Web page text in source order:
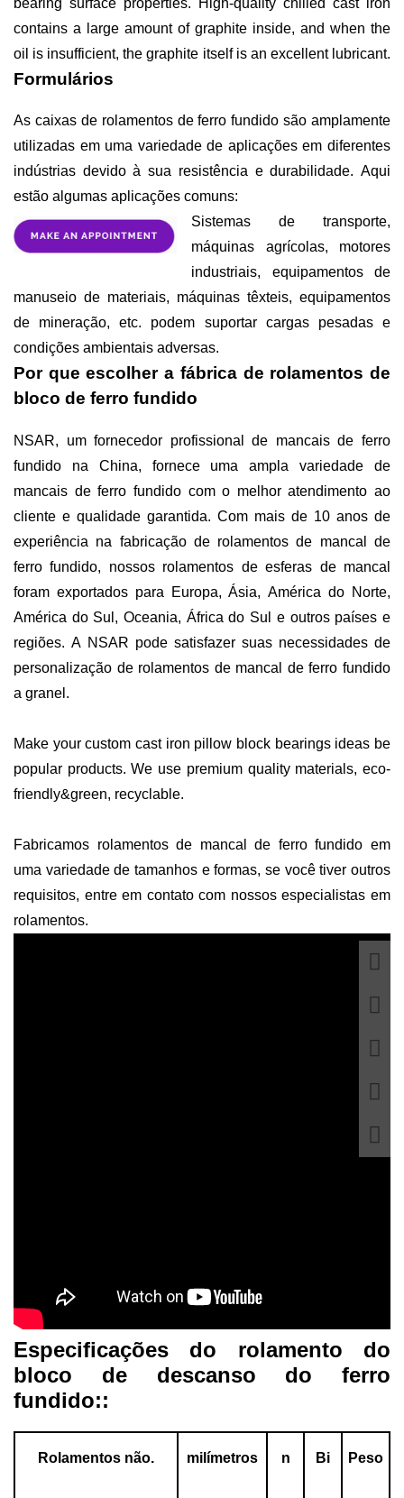
contains a large amount of graphite inside, and when the
oil is insufficient, the graphite itself is an excellent lubricant.
Formulários
As caixas de rolamentos de ferro fundido são amplamente
utilizadas em uma variedade de aplicações em diferentes
indústrias devido à sua resistência e durabilidade. Aqui
estão algumas aplicações comuns:
Sistemas de transporte,
máquinas agrícolas, motores
industriais, equipamentos de
manuseio de materiais, máquinas têxteis, equipamentos
de mineração, etc. podem suportar cargas pesadas e
condições ambientais adversas.
Por que escolher a fábrica de rolamentos de
bloco de ferro fundido
NSAR, um fornecedor profissional de mancais de ferro
fundido na China, fornece uma ampla variedade de
mancais de ferro fundido com o melhor atendimento ao
cliente e qualidade garantida. Com mais de 10 anos de
experiência na fabricação de rolamentos de mancal de
ferro fundido, nossos rolamentos de esferas de mancal
foram exportados para Europa, Ásia, América do Norte,
América do Sul, Oceania, África do Sul e outros países e
regiões. A NSAR pode satisfazer suas necessidades de
personalização de rolamentos de mancal de ferro fundido
a granel.
Make your custom cast iron pillow block bearings ideas be
popular products. We use premium quality materials, eco-
friendly&green, recyclable.
Fabricamos rolamentos de mancal de ferro fundido em
uma variedade de tamanhos e formas, se você tiver outros
requisitos, entre em contato com nossos especialistas em
rolamentos.
Especificações do rolamento do
bloco de descanso do ferro
fundido::
Rolamentos não. milímetros n Bi Peso